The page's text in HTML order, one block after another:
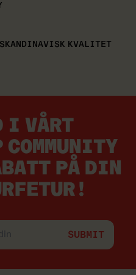
KVALITET
I VÅRT
COMMUNITY
PÅ DIN